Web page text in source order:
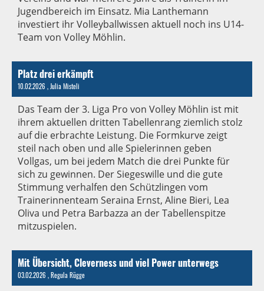
Jugendbereich im Einsatz. Mia Lanthemann
investiert ihr Volleyballwissen aktuell noch ins U14-
Team von Volley Möhlin.
Platz drei erkämpft
10.02.2026 , Julia Misteli
Das Team der 3. Liga Pro von Volley Möhlin ist mit
ihrem aktuellen dritten Tabellenrang ziemlich stolz
auf die erbrachte Leistung. Die Formkurve zeigt
steil nach oben und alle Spielerinnen geben
Vollgas, um bei jedem Match die drei Punkte für
sich zu gewinnen. Der Siegeswille und die gute
Stimmung verhalfen den Schützlingen vom
Trainerinnenteam Seraina Ernst, Aline Bieri, Lea
Oliva und Petra Barbazza an der Tabellenspitze
mitzuspielen.
Mit Übersicht, Cleverness und viel Power unterwegs
03.02.2026 , Regula Rügge